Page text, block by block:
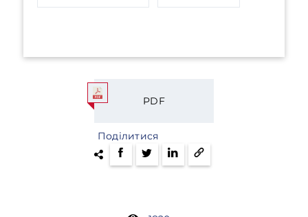
PDF
Поділитися